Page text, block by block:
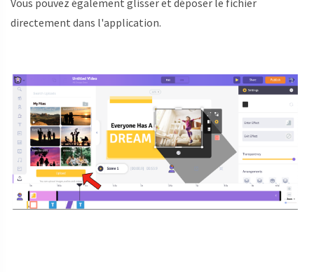
Vous pouvez également glisser et déposer le fichier
directement dans l'application.